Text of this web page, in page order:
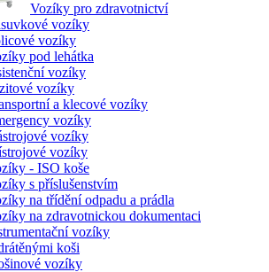
Vozíky pro zdravotnictví
vozíky
vozíky
pod lehátka
vozíky
vozíky
a klecové vozíky
vozíky
vozíky
vozíky
- ISO koše
s příslušenstvím
na třídění odpadu a prádla
na zdravotnickou dokumentaci
vozíky
koši
vozíky